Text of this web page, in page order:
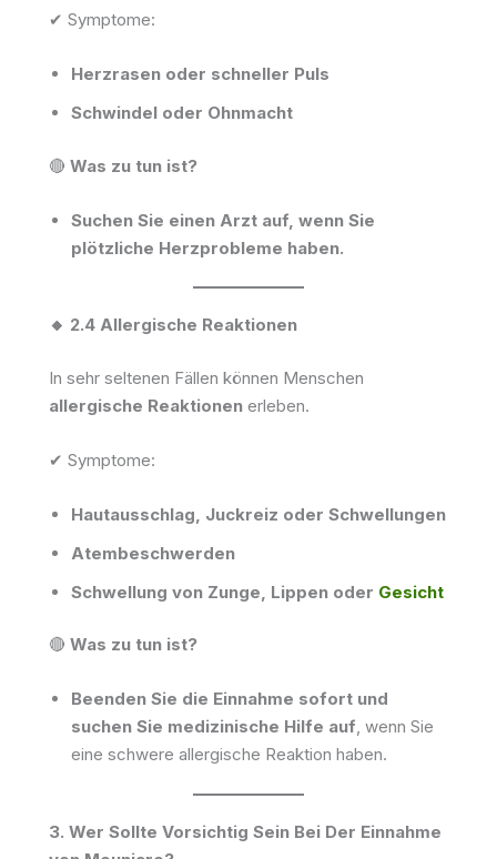
✔ Symptome:
Herzrasen oder schneller Puls
Schwindel oder Ohnmacht
🔴 Was zu tun ist?
Suchen Sie einen Arzt auf, wenn Sie
plötzliche Herzprobleme haben.
🔸 2.4 Allergische Reaktionen
In sehr seltenen Fällen können Menschen
allergische Reaktionen erleben.
✔ Symptome:
Hautausschlag, Juckreiz oder Schwellungen
Atembeschwerden
Schwellung von Zunge, Lippen oder Gesicht
🔴 Was zu tun ist?
Beenden Sie die Einnahme sofort und
suchen Sie medizinische Hilfe auf, wenn Sie
eine schwere allergische Reaktion haben.
3. Wer Sollte Vorsichtig Sein Bei Der Einnahme